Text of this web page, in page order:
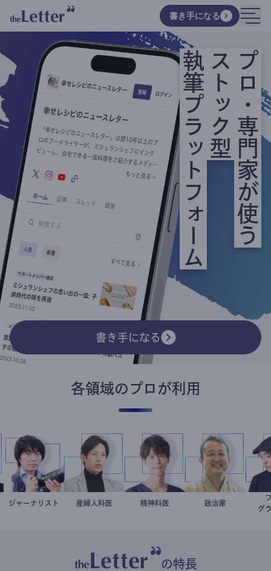
書き手になる
プロ・専門家が使う
ストック型
執筆プラットフォーム
書き手になる
各領域のプロが利用
志葉玲
ジャーナリスト 重見大介
産婦人科医 藤野智哉
精神科医 小坂英二
政治家
の特長